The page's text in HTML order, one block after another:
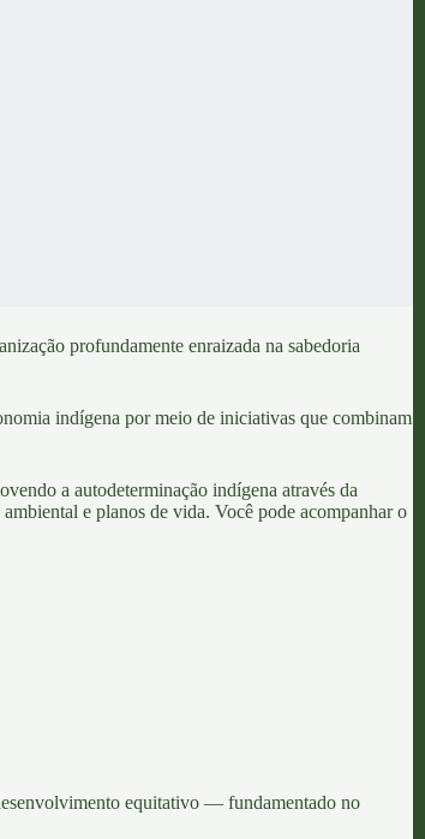
profundamente enraizada na sabedoria
indígena por meio de iniciativas que combinam
a autodeterminação indígena através da
e planos de vida. Você pode acompanhar o
equitativo — fundamentado no